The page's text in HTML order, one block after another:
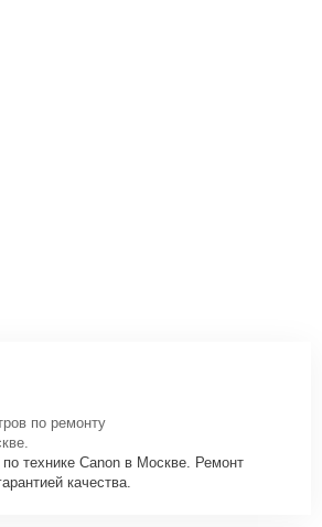
по ремонту
технике Canon в Москве. Ремонт
качества.